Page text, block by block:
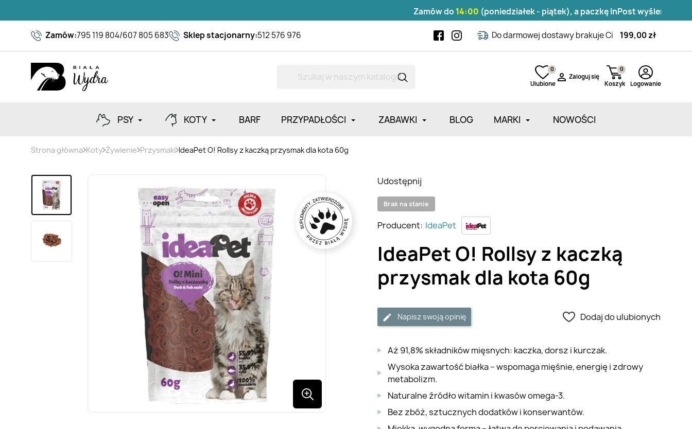
Zamów do14:00(poniedziałek - piątek), a paczkę InPost wyślemy tego
Zamów:795 119 804/607 805 683 Sklep stacjonarny:512 576 976 Do darmowej dostawy brakuje Ci 199,00 zł
Ulubione
0
 Zaloguj się
Koszyk
0
Logowanie
PSY KOTY BARF PRZYPADŁOŚCI ZABAWKI BLOG MARKI NOWOŚCI
Strona główna Koty Żywienie Przysmaki IdeaPet O! Rollsy z kaczką przysmak dla kota 60g
Brak na stanie
IdeaPet O! Rollsy z kaczką
przysmak dla kota 60g
Producent: IdeaPet
Napisz swoją opinię Dodaj do ulubionych
Aż 91,8% składników mięsnych: kaczka, dorsz i kurczak.
Wysoka zawartość białka – wspomaga mięśnie, energię i zdrowy
metabolizm.
Naturalne źródło witamin i kwasów omega-3.
Bez zbóż, sztucznych dodatków i konserwantów.
Udostępnij